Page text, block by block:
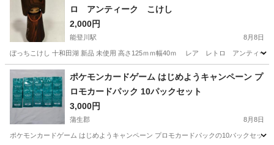
ロ アンティーク こけし
2,000円
能登川駅 8月8日
ぼっちこけし 十和田湖 新品 未使用 高さ125ｍｍ幅40ｍ レア レトロ アンティ
滋賀 東近江市 能登川駅 フィギュア こけし
ポケモンカードゲーム はじめようキャンペーン プ
ロモカードパック 10パックセット
3,000円
蒲生郡 8月8日
ポケモンカードゲーム はじめようキャンペーン プロモカードパックの10パックセッ